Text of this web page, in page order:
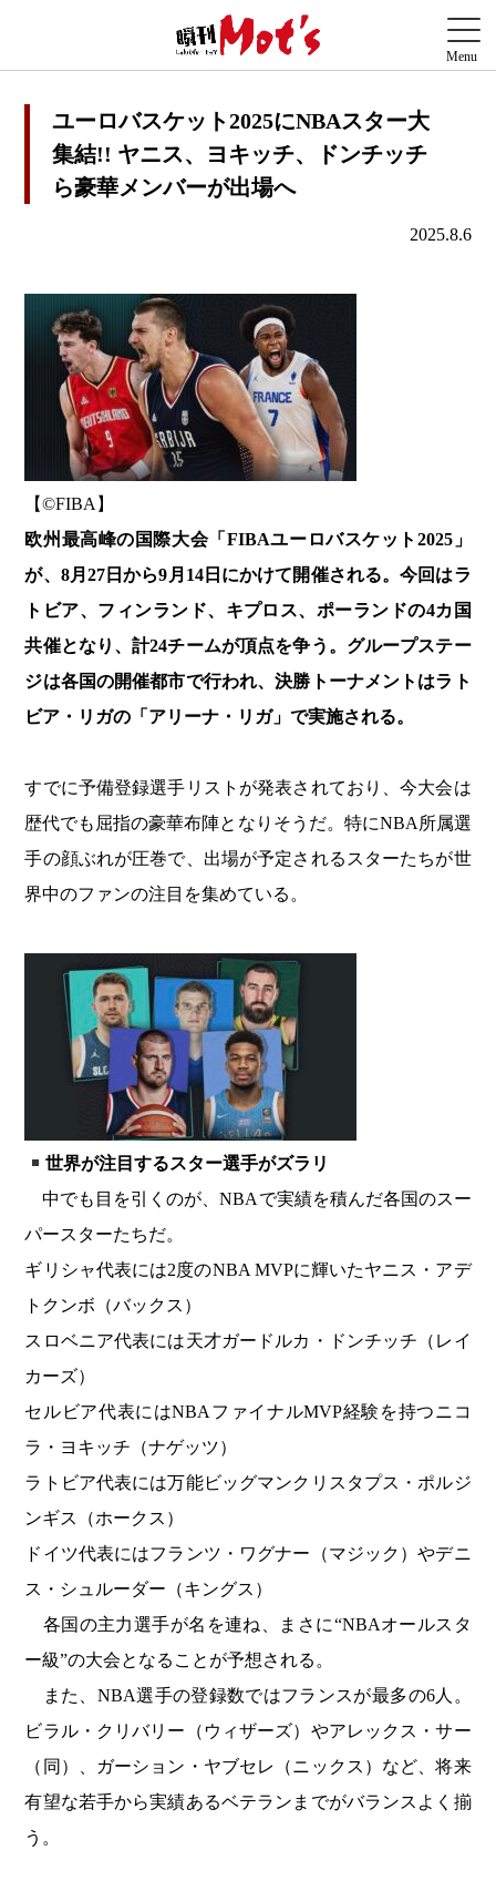
ユーロバスケット2025にNBAスター大
集結!! ヤニス、ヨキッチ、ドンチッチ
ら豪華メンバーが出場へ
2025.8.6
【©️FIBA】
欧州最高峰の国際大会「FIBAユーロバスケット2025」
が、8月27日から9月14日にかけて開催される。今回はラ
トビア、フィンランド、キプロス、ポーランドの4カ国
共催となり、計24チームが頂点を争う。グループステー
ジは各国の開催都市で行われ、決勝トーナメントはラト
ビア・リガの「アリーナ・リガ」で実施される。
すでに予備登録選手リストが発表されており、今大会は
歴代でも屈指の豪華布陣となりそうだ。特にNBA所属選
手の顔ぶれが圧巻で、出場が予定されるスターたちが世
界中のファンの注目を集めている。
世界が注目するスター選手がズラリ
中でも目を引くのが、NBAで実績を積んだ各国のスー
パースターたちだ。
ギリシャ代表には2度のNBA MVPに輝いたヤニス・アデ
トクンボ（バックス）
スロベニア代表には天才ガードルカ・ドンチッチ（レイ
カーズ）
セルビア代表にはNBAファイナルMVP経験を持つニコ
ラ・ヨキッチ（ナゲッツ）
ラトビア代表には万能ビッグマンクリスタプス・ポルジ
ンギス（ホークス）
ドイツ代表にはフランツ・ワグナー（マジック）やデニ
ス・シュルーダー（キングス）
各国の主力選手が名を連ね、まさに“NBAオールスタ
ー級”の大会となることが予想される。
また、NBA選手の登録数ではフランスが最多の6人。
ビラル・クリバリー（ウィザーズ）やアレックス・サー
（同）、ガーション・ヤブセレ（ニックス）など、将来
有望な若手から実績あるベテランまでがバランスよく揃
う。